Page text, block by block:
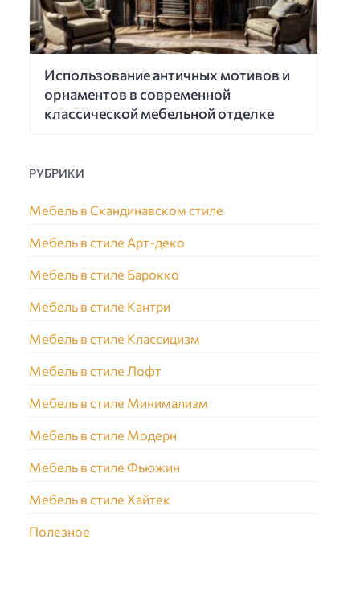
Использование античных мотивов и
орнаментов в современной
классической мебельной отделке
РУБРИКИ
Мебель в Скандинавском стиле
Мебель в стиле Арт-деко
Мебель в стиле Барокко
Мебель в стиле Кантри
Мебель в стиле Классицизм
Мебель в стиле Лофт
Мебель в стиле Минимализм
Мебель в стиле Модерн
Мебель в стиле Фьюжин
Мебель в стиле Хайтек
Полезное